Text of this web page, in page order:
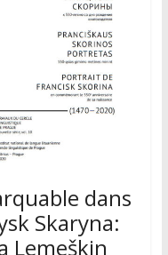
dans
Skaryna:
Lemeškin